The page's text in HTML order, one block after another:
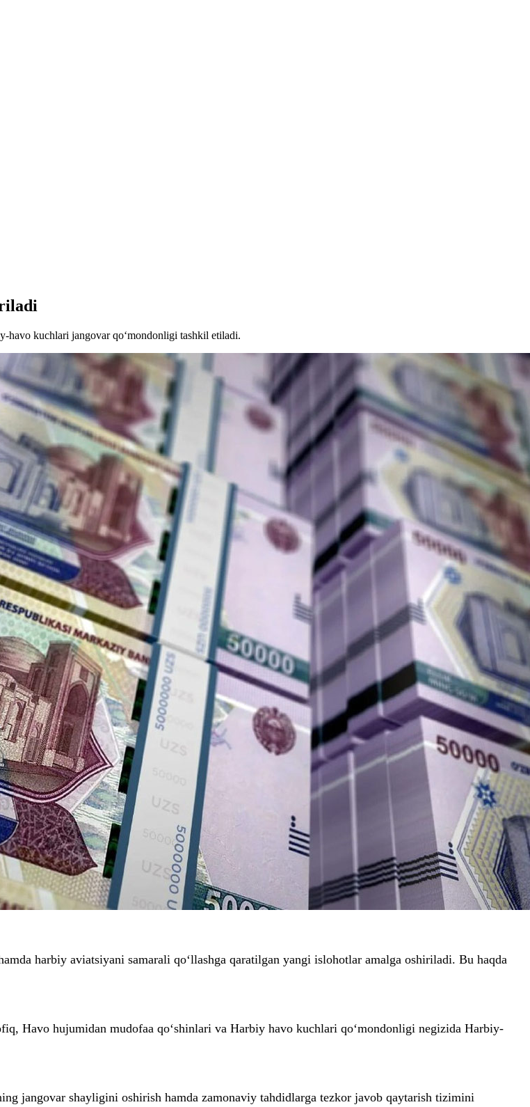
havo kuchlari jangovar qo‘mondonligi tashkil etiladi.
harbiy aviatsiyani samarali qo‘llashga qaratilgan yangi islohotlar amalga oshiriladi. Bu haqda
Havo hujumidan mudofaa qo‘shinlari va Harbiy havo kuchlari qo‘mondonligi negizida Harbiy-
jangovar shayligini oshirish hamda zamonaviy tahdidlarga tezkor javob qaytarish tizimini